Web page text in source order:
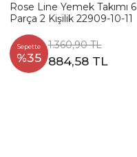
Rose Line Yemek Takımı 6
Parça 2 Kişilik 22909-10-11
Sepette
%35
1.360,90 TL
884,58 TL